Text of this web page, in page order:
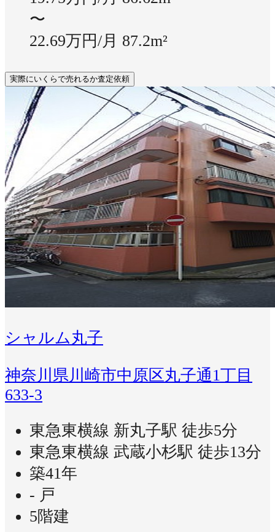
〜
22.69万円/月 87.2m²
実際にいくらで売れるか査定依頼
シャルム丸子
神奈川県川崎市中原区丸子通1丁目
633-3
東急東横線 新丸子駅 徒歩5分
東急東横線 武蔵小杉駅 徒歩13分
築41年
- 戸
5階建